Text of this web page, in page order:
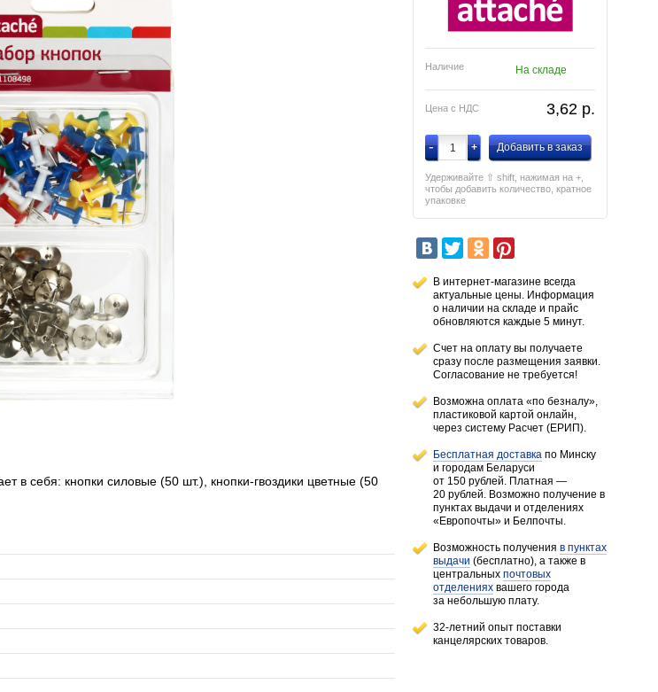
Наличие На складе
Цена с НДС 3,62 p.
- + Добавить в заказ
Удерживайте ⇧ shift, нажимая на +,
чтобы добавить количество, кратное
упаковке
В интернет-магазине всегда
актуальные цены. Информация
о наличии на складе и прайс
обновляются каждые 5 минут.
Счет на оплату вы получаете
сразу после размещения заявки.
Согласование не требуется!
Возможна оплата «по безналу»,
пластиковой картой онлайн,
через систему Расчет (ЕРИП).
Бесплатная доставка по Минску
и городам Беларуси
от 150 рублей. Платная —
20 рублей. Возможно получение в
пунктах выдачи и отделениях
«Европочты» и Белпочты.
Возможность получения в пунктах
выдачи (бесплатно), а также в
центральных почтовых
отделениях вашего города
за небольшую плату.
32-летний опыт поставки
канцелярских товаров.
в себя: кнопки силовые (50 шт.), кнопки-гвоздики цветные (50